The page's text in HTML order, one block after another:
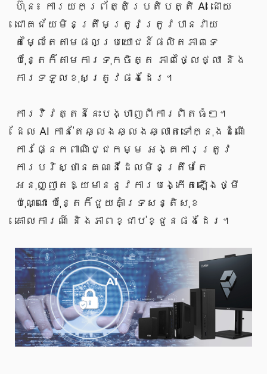
ហ៊ុន៖ ការយកព្រ័ត្តិប្រតិបត្តិ AI ដោយ
ជោគជ័យមិនត្រឹមត្រូវត្រូវបានវាយ
តម្លៃតែតាមផលប្រយោជន៍ផលិតភាពទេ
ប៉ុន្តែក៏តាមការទុកចិត្ត ភាពថ្លៃថ្លា និង
ការទទួលខុសត្រូវផងដែរ។
ការវិវត្តន៍នេះបង្ហាញពីការពិតធំៗ។
ដែល AI កាន់តែឆ្លងឆ្លងឆ្លាតទៅក្នុងដំណើ
ការផ្នែកពាណិជ្ជកម្ម អង្គការត្រូវ
ការបរិស្ថានគណនីដែលមិនត្រឹមតែ
អនុញ្ញាតឱ្យមាននូវការបង្កើតឡើងថ្មី
ប៉ុណ្ណោះ ប៉ុន្តែក៏ជួយគាំទ្រសន្តិសុខ
គោលការណ៍ និងភាពខ្ជាប់ខ្ជួនផងដែរ។